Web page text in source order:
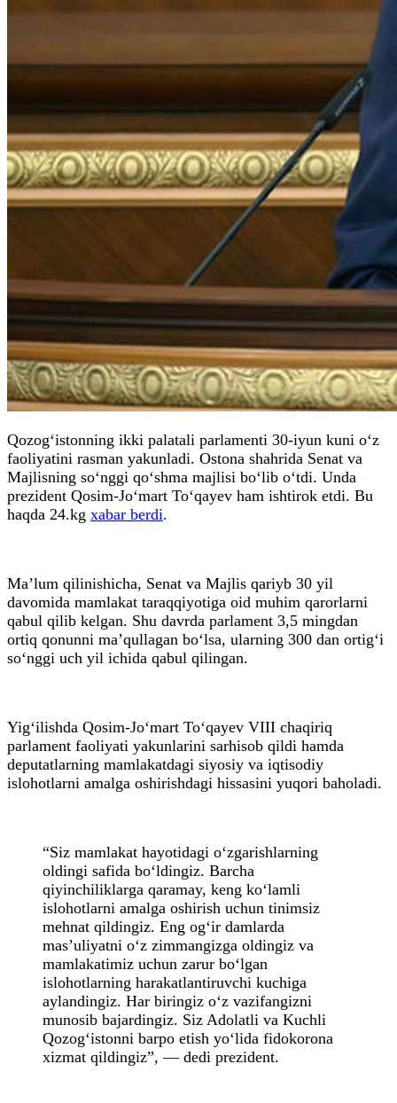
Qozog‘istonning ikki palatali parlamenti 30-iyun kuni o‘z
faoliyatini rasman yakunladi. Ostona shahrida Senat va
Majlisning so‘nggi qo‘shma majlisi bo‘lib o‘tdi. Unda
prezident Qosim-Jo‘mart To‘qayev ham ishtirok etdi. Bu
haqda 24.kg xabar berdi.
Ma’lum qilinishicha, Senat va Majlis qariyb 30 yil
davomida mamlakat taraqqiyotiga oid muhim qarorlarni
qabul qilib kelgan. Shu davrda parlament 3,5 mingdan
ortiq qonunni ma’qullagan bo‘lsa, ularning 300 dan ortig‘i
so‘nggi uch yil ichida qabul qilingan.
Yig‘ilishda Qosim-Jo‘mart To‘qayev VIII chaqiriq
parlament faoliyati yakunlarini sarhisob qildi hamda
deputatlarning mamlakatdagi siyosiy va iqtisodiy
islohotlarni amalga oshirishdagi hissasini yuqori baholadi.
“Siz mamlakat hayotidagi o‘zgarishlarning
oldingi safida bo‘ldingiz. Barcha
qiyinchiliklarga qaramay, keng ko‘lamli
islohotlarni amalga oshirish uchun tinimsiz
mehnat qildingiz. Eng og‘ir damlarda
mas’uliyatni o‘z zimmangizga oldingiz va
mamlakatimiz uchun zarur bo‘lgan
islohotlarning harakatlantiruvchi kuchiga
aylandingiz. Har biringiz o‘z vazifangizni
munosib bajardingiz. Siz Adolatli va Kuchli
Qozog‘istonni barpo etish yo‘lida fidokorona
xizmat qildingiz”, — dedi prezident.